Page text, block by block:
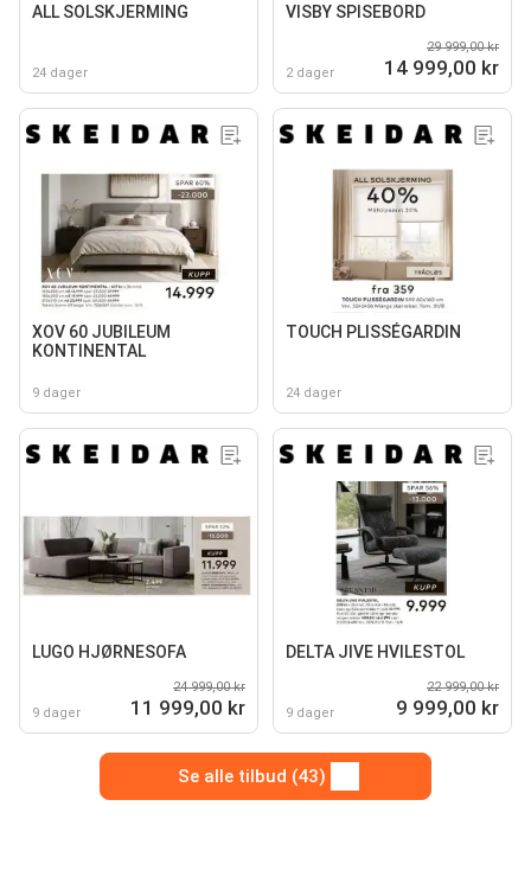
ALL SOLSKJERMING
24 dager
VISBY SPISEBORD
2 dager
29 999,00 kr
14 999,00 kr
XOV 60 JUBILEUM
KONTINENTAL
9 dager
TOUCH PLISSÉGARDIN
24 dager
LUGO HJØRNESOFA
9 dager
24 999,00 kr
11 999,00 kr
DELTA JIVE HVILESTOL
9 dager
22 999,00 kr
9 999,00 kr
Se alle tilbud (43)